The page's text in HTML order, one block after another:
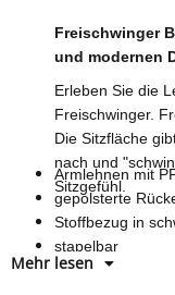
Freischwinger
und modernen
Erleben Sie die
Freischwinger.
Die Sitzfläche
nach und
Sitzgefühl.
Armlehnen mit
gepolsterte
Stoffbezug in
stapelbar
Höhe: 470/825 x
Mehr lesen